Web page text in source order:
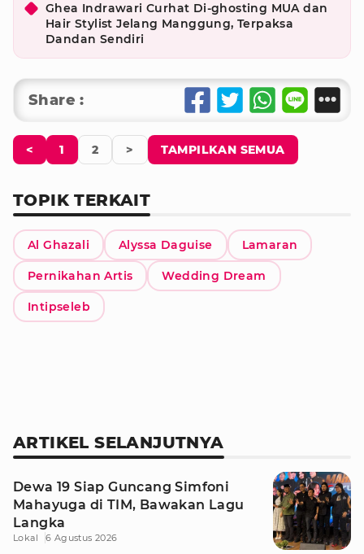
Ghea Indrawari Curhat Di-ghosting MUA dan
Hair Stylist Jelang Manggung, Terpaksa
Dandan Sendiri
Share :
< 1 2 > TAMPILKAN SEMUA
TOPIK TERKAIT
Al Ghazali Alyssa Daguise Lamaran
Pernikahan Artis Wedding Dream
Intipseleb
ARTIKEL SELANJUTNYA
Dewa 19 Siap Guncang Simfoni
Mahayuga di TIM, Bawakan Lagu
Langka
Lokal 6 Agustus 2026